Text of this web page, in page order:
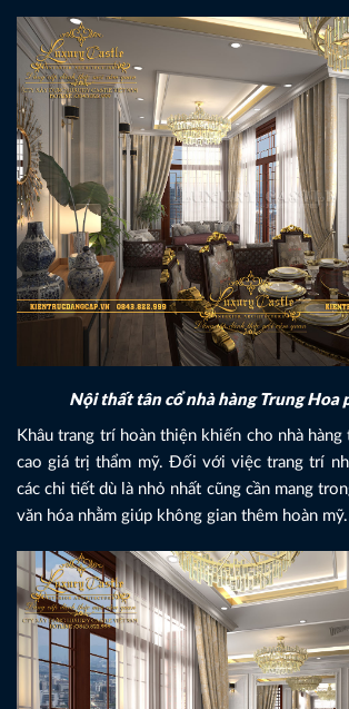
Nội thất tân cổ nhà hàng Trung Hoa
Khâu trang trí hoàn thiện khiến cho nhà hàng
cao giá trị thẩm mỹ. Đối với việc trang trí
các chi tiết dù là nhỏ nhất cũng cần mang
văn hóa nhằm giúp không gian thêm hoàn mỹ.